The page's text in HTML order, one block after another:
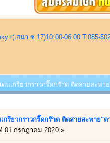
เสนา.ซ.17)10:00-06:00 T:085-
นเกรียวกราวกรี๊ดกร๊าด ติดสายสะพ
กรียวกราวกรี๊ดกร๊าด ติดสายสะพาย"
01 กรกฎาคม 2020 »